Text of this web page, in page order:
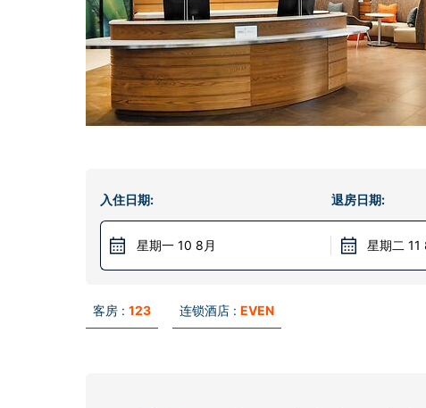
入住日期:
星期一 10 8月
退房日期:
星期二 11
客房 : 123 连锁酒店 : EVEN